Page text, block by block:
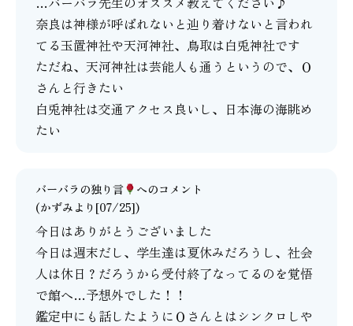
奈良は神様が呼ばれないと辿り着けないと言われ
てる玉置神社や天河神社、鳥取は白兎神社です
ただね、天河神社は芸能人も通うというので、Ｏ
さんと行きたい
白兎神社は交通アクセス良いし、日本海の海眺め
たい
バーバラの独り言
へのコメント
(かずみより[07/25])
今日はありがとうございました
今日は週末だし、学生達は夏休みだろうし、社会
人は休日？だろうから受付終了なってるのを覚悟
で館へ…予想外でした！！
鑑定中にも話したようにＯさんとはシンクロしや